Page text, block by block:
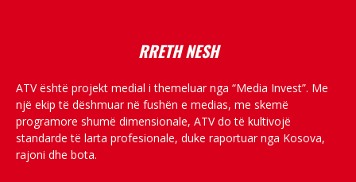
RRETH NESH
ATV është projekt medial i themeluar nga “Media Invest”. Me
një ekip të dëshmuar në fushën e medias, me skemë
programore shumë dimensionale, ATV do të kultivojë
standarde të larta profesionale, duke raportuar nga Kosova,
rajoni dhe bota.